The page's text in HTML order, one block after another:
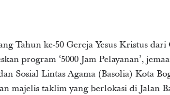
Tahun ke-50 Gereja Yesus Kristus
program ‘5000 Jam Pelayanan’,
Sosial Lintas Agama (Basolia) Kota
majelis taklim yang berlokasi di Jalan